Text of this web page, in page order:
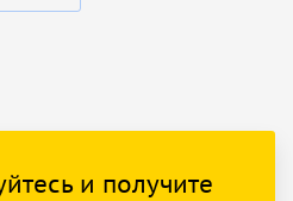
и получите